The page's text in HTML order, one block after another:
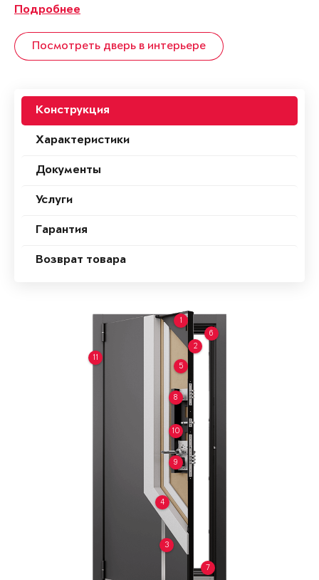
Подробнее
Посмотреть дверь в интерьере
Конструкция
Характеристики
Документы
Услуги
Гарантия
Возврат товара
1
2
3
4
5
6
7
8
9
10
11